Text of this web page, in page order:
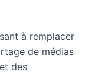
à remplacer
de médias
des